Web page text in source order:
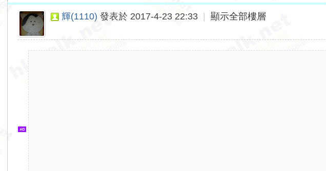
輝(1110) 發表於 2017-4-23 22:33 顯示全部樓層